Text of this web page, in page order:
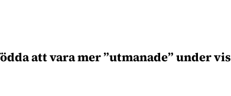
att vara mer ”utmanade” under